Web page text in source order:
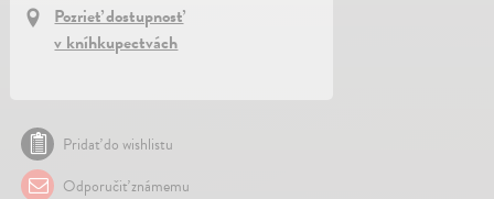
Pozrieť dostupnosť
v kníhkupectvách
Pridať do wishlistu
Odporučiť známemu